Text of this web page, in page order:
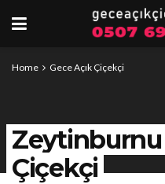
Home Gece Açık Çiçekçi
Zeytinburnu
Çiçekçi